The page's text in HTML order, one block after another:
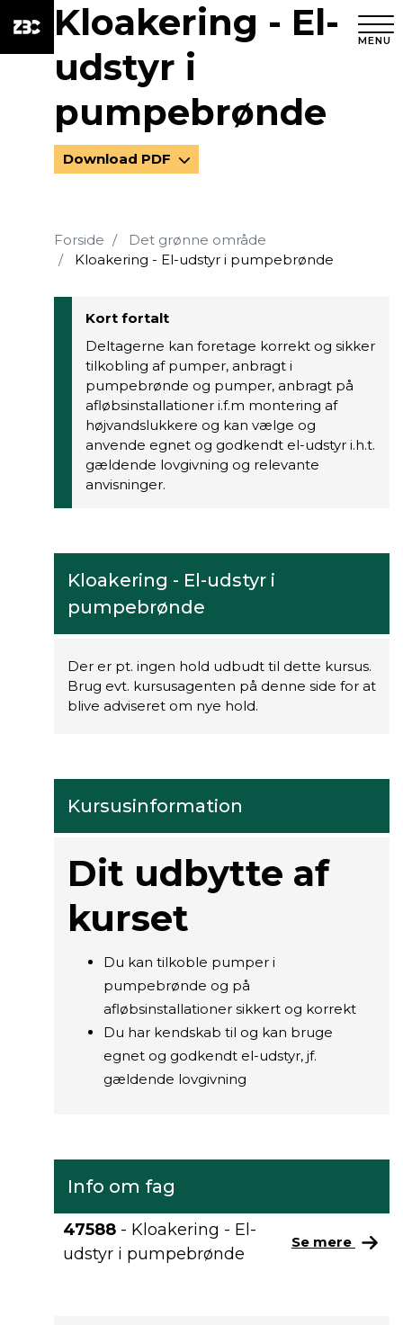
MENU
Kloakering - El-
udstyr i
pumpebrønde
Download PDF
Forside
Det grønne område
Kloakering - El-udstyr i pumpebrønde
Kort fortalt
Deltagerne kan foretage korrekt og sikker
tilkobling af pumper, anbragt i
pumpebrønde og pumper, anbragt på
afløbsinstallationer i.f.m montering af
højvandslukkere og kan vælge og
anvende egnet og godkendt el-udstyr i.h.t.
gældende lovgivning og relevante
anvisninger.
Kloakering - El-udstyr i
pumpebrønde
Der er pt. ingen hold udbudt til dette kursus.
Brug evt. kursusagenten på denne side for at
blive adviseret om nye hold.
Kursusinformation
Dit udbytte af
kurset
Du kan tilkoble pumper i
pumpebrønde og på
afløbsinstallationer sikkert og korrekt
Du har kendskab til og kan bruge
egnet og godkendt el-udstyr, jf.
gældende lovgivning
Info om fag
47588 - Kloakering - El-
udstyr i pumpebrønde
Se mere